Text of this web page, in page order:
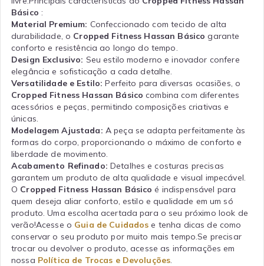
Básico :
Material Premium: Confeccionado com tecido de alta
durabilidade, o Cropped Fitness Hassan Básicogarante
conforto e resistência ao longo do tempo.
Design Exclusivo: Seu estilo moderno e inovador confere
elegância e sofisticação a cada detalhe.
Versatilidade e Estilo: Perfeito para diversas ocasiões, o
Cropped Fitness Hassan Básicocombina com diferentes
acessórios e peças, permitindo composições criativas e
únicas.
Modelagem Ajustada: A peça se adapta perfeitamente às
formas do corpo, proporcionando o máximo de conforto e
liberdade de movimento.
Acabamento Refinado: Detalhes e costuras precisas
garantem um produto de alta qualidade e visual impecável.
O Cropped Fitness Hassan Básicoé indispensável para
quem deseja aliar conforto, estilo e qualidade em um só
produto. Uma escolha acertada para o seu próximo look de
verão!Acesse o Guia de Cuidados e tenha dicas de como
conservar o seu produto por muito mais tempo.Se precisar
trocar ou devolver o produto, acesse as informações em
nossa Política de Trocas e Devoluções